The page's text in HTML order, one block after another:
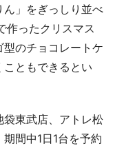
」をぎっしり並べ
作ったクリスマス
のチョコレートケ
ともできるとい
東武店、アトレ松
間中1日1台を予約